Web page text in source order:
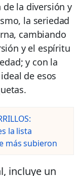
de la diversión y
la seriedad
cambiando
y el espíritu
y con la
de esos
la lista
más subieron
incluye un